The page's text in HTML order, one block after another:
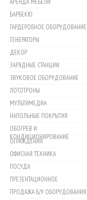
АРЕНДА МЕБЕЛИ
БАРБЕКЮ
ГАРДЕРОБНОЕ ОБОРУДОВАНИЕ
ГЕНЕРАТОРЫ
ДЕКОР
ЗАРЯДНЫЕ СТАНЦИИ
ЗВУКОВОЕ ОБОРУДОВАНИЕ
ЛОТОТРОНЫ
МУЛЬТИМЕДИА
НАПОЛЬНЫЕ ПОКРЫТИЯ
ОБОГРЕВ И
КОНДИЦИОНИРОВАНИЕ
ОГРАЖДЕНИЯ
ОФИСНАЯ ТЕХНИКА
ПОСУДА
ПРЕЗЕНТАЦИОННОЕ
ПРОДАЖА Б/У ОБОРУДОВАНИЯ